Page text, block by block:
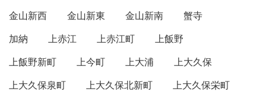
金山新西
金山新東 金山新南
蟹寺
加納
上赤江 上赤江町
上飯野
上飯野新町
上今町 上大浦
上大久保
上大久保泉町
上大久保北新町
上大久保栄町